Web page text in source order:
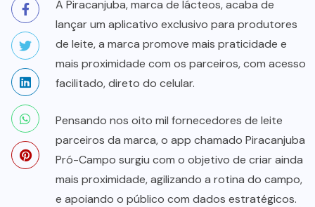
A Piracanjuba, marca de lácteos, acaba de
lançar um aplicativo exclusivo para produtores
de leite, a marca promove mais praticidade e
mais proximidade com os parceiros, com acesso
facilitado, direto do celular.
Pensando nos oito mil fornecedores de leite
parceiros da marca, o app chamado Piracanjuba
Pró-Campo surgiu com o objetivo de criar ainda
mais proximidade, agilizando a rotina do campo,
e apoiando o público com dados estratégicos.